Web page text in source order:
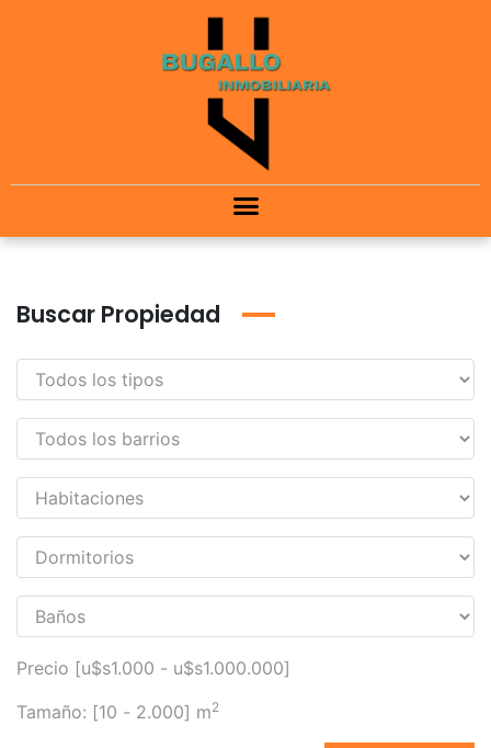
Buscar Propiedad
Precio [u$s1.000 - u$s1.000.000]
Tamaño: [10 - 2.000] m2